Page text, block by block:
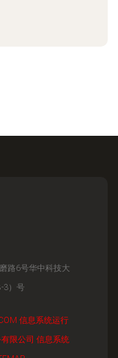
路6号华中科技大
3）号
信息系统运行
限公司 信息系统